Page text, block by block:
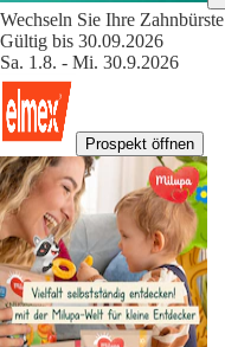
Wechseln Sie Ihre Zahnbürste
Gültig bis 30.09.2026
Sa. 1.8. - Mi. 30.9.2026
Prospekt öffnen